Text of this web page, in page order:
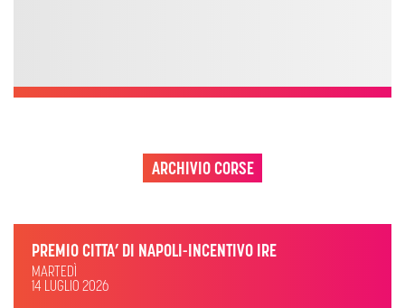
ARCHIVIO CORSE
PREMIO CITTA’ DI NAPOLI-INCENTIVO IRE
MARTEDÌ
14 LUGLIO 2026